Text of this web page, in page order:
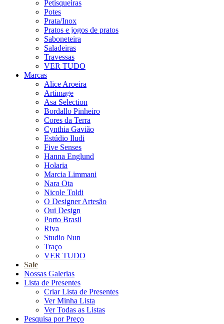
Petisqueiras
Potes
Prata/Inox
Pratos e jogos de pratos
Saboneteira
Saladeiras
Travessas
VER TUDO
Marcas
Alice Aroeira
Artimage
Asa Selection
Bordallo Pinheiro
Cores da Terra
Cynthia Gavião
Estúdio Iludi
Five Senses
Hanna Englund
Holaria
Marcia Limmani
Nara Ota
Nicole Toldi
O Designer Artesão
Oui Design
Porto Brasil
Riva
Studio Nun
Traço
VER TUDO
Sale
Nossas Galerias
Lista de Presentes
Criar Lista de Presentes
Ver Minha Lista
Ver Todas as Listas
Pesquisa por Preço